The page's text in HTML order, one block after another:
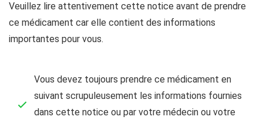
Veuillez lire attentivement cette notice avant de prendre
ce médicament car elle contient des informations
importantes pour vous.
Vous devez toujours prendre ce médicament en
suivant scrupuleusement les informations fournies
dans cette notice ou par votre médecin ou votre